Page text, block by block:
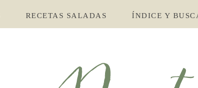
RECETAS SALADAS ÍNDICE Y